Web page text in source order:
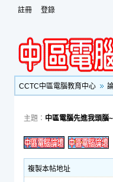
註冊 登錄
CCTC中區電腦教育中心
主題： 中區電腦先進我頭腦~
複製本帖地址